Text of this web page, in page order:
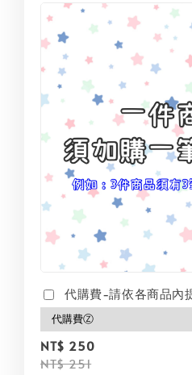
代購費-請依各商品內
NT$ 250
NT$ 251